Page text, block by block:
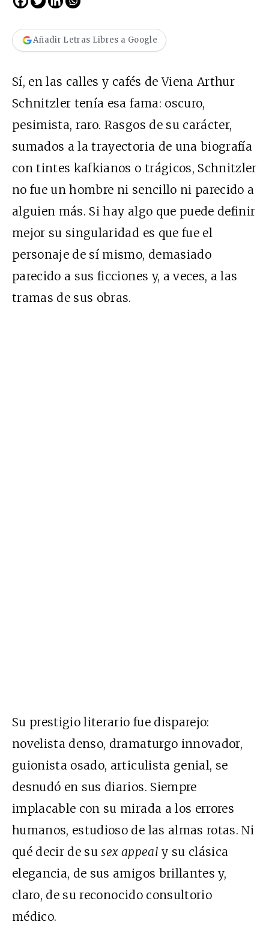
Añadir Letras Libres a Google
Sí, en las calles y cafés de Viena Arthur
Schnitzler tenía esa fama: oscuro,
pesimista, raro. Rasgos de su carácter,
sumados a la trayectoria de una biografía
con tintes kafkianos o trágicos, Schnitzler
no fue un hombre ni sencillo ni parecido a
alguien más. Si hay algo que puede definir
mejor su singularidad es que fue el
personaje de sí mismo, demasiado
parecido a sus ficciones y, a veces, a las
tramas de sus obras.
Su prestigio literario fue disparejo:
novelista denso, dramaturgo innovador,
guionista osado, articulista genial, se
desnudó en sus diarios. Siempre
implacable con su mirada a los errores
humanos, estudioso de las almas rotas. Ni
qué decir de susex appeal y su clásica
elegancia, de sus amigos brillantes y,
claro, de su reconocido consultorio
médico.